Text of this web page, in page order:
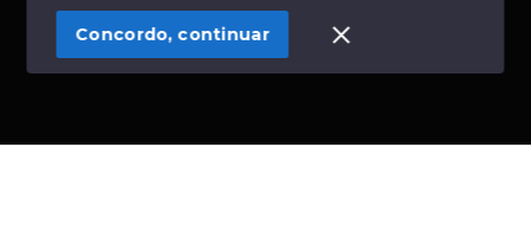
SITE PARA IMOBILIARIA
Concordo, continuar